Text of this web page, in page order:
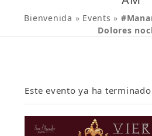
Bienvenida » Events »
Dolores
Este evento ya ha